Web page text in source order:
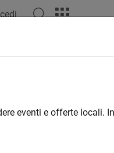
functions
eventi e offerte locali.